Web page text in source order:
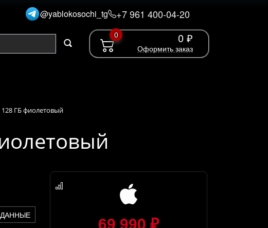
@yablokosochi_tg +7 961 400-04-20
0 0 ₽
Оформить заказ
128 ГБ фиолетовый
69 990 ₽